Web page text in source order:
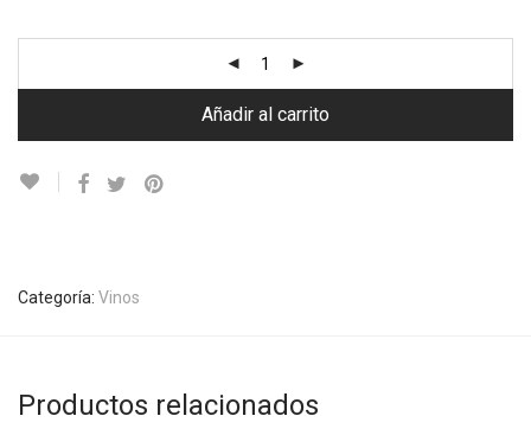
Añadir al carrito
Categoría: Vinos
Productos relacionados